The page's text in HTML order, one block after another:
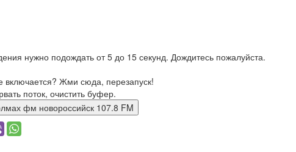
нужно подождать от 5 до 15 секунд. Дождитесь пожалуйста.
включается? Жми сюда, перезапуск!
поток, очистить буфер.
холмах фм новороссийск 107.8 FM